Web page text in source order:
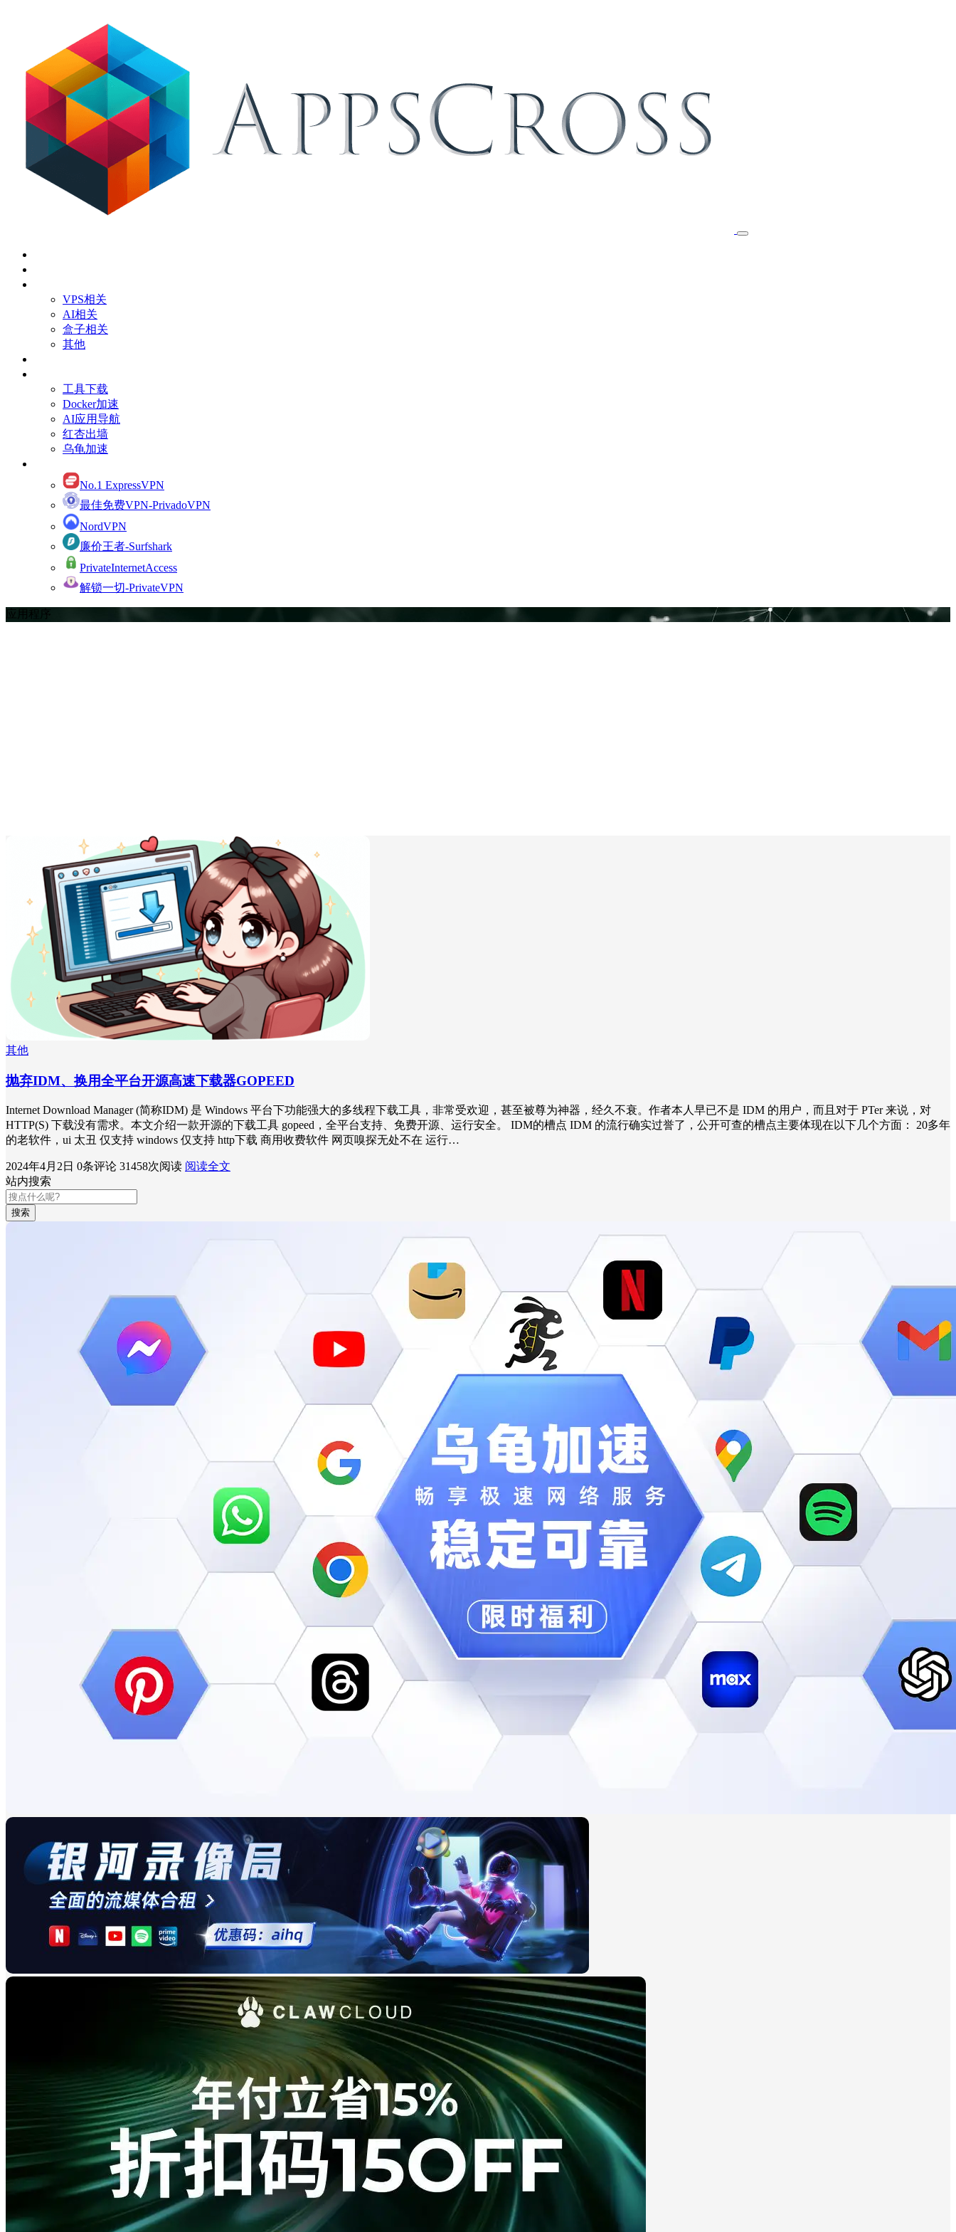
VPS相关
AI相关
盒子相关
其他
工具下载
Docker加速
AI应用导航
红杏出墙
乌龟加速
No.1 ExpressVPN
最佳免费VPN-PrivadoVPN
NordVPN
廉价王者-Surfshark
PrivateInternetAccess
解锁一切-PrivateVPN
应用程序
其他
抛弃IDM、换用全平台开源高速下载器GOPEED
Internet Download Manager (简称IDM) 是 Windows 平台下功能强大的多线程下载工具，非常受欢迎，甚至被尊为神器，经久不衰。作者本人早已不是 IDM 的用户，而且对于 PTer 来说，对
HTTP(S) 下载没有需求。本文介绍一款开源的下载工具 gopeed，全平台支持、免费开源、运行安全。 IDM的槽点 IDM 的流行确实过誉了，公开可查的槽点主要体现在以下几个方面： 20多年
的老软件，ui 太丑 仅支持 windows 仅支持 http下载 商用收费软件 网页嗅探无处不在 运行…
2024年4月2日 0条评论 31458次阅读 阅读全文
站内搜索
搜索